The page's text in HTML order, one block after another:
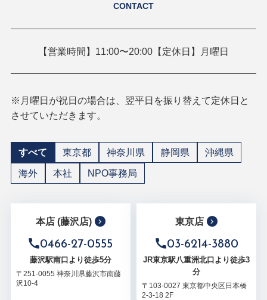
CONTACT
【営業時間】11:00〜20:00【定休日】月曜日
※月曜日が祝日の場合は、翌平日を振り替えて定休日と
させていただきます。
すべて 東京都 神奈川県 静岡県
沖縄県
海外
本社 NPO事務局
本店 (藤沢店)
0466-27-0555
藤沢駅南口より徒歩5分
〒251-0055 神奈川県藤沢市南藤
沢10-4
東京店
03-6214-3880
JR東京駅八重洲北口より徒歩3
分
〒103-0027 東京都中央区日本橋
2-3-18 2F